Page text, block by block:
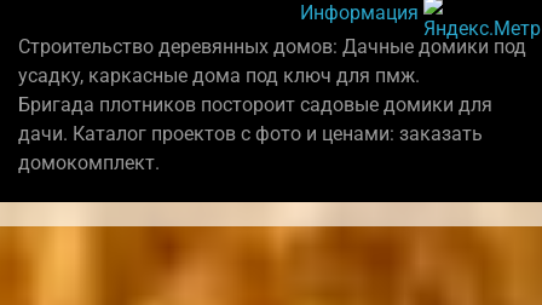
Информация
Строительство деревянных домов: Дачные домики под
усадку, каркасные дома под ключ для пмж.
Бригада плотников постороит садовые домики для
дачи. Каталог проектов с фото и ценами: заказать
домокомплект.